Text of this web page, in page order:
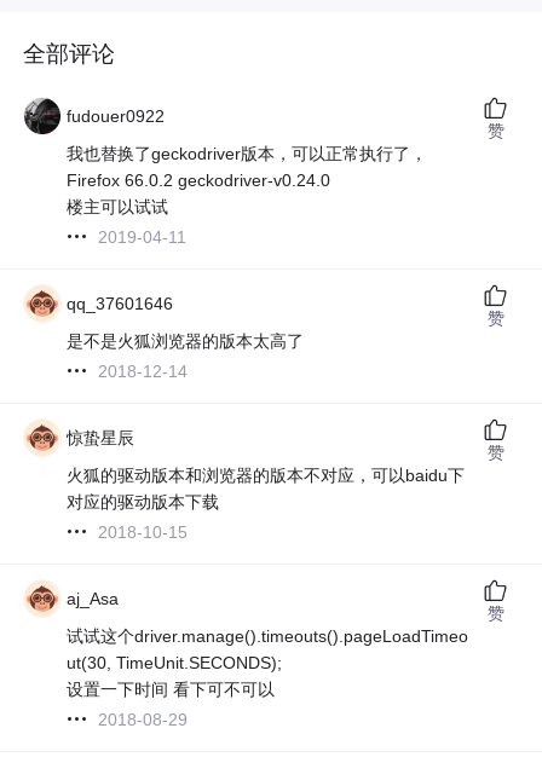
全部评论
fudouer0922
我也替换了geckodriver版本，可以正常执行了，
Firefox 66.0.2 geckodriver-v0.24.0
楼主可以试试
2019-04-11
赞
qq_37601646
是不是火狐浏览器的版本太高了
2018-12-14
赞
惊蛰星辰
火狐的驱动版本和浏览器的版本不对应，可以baidu下
对应的驱动版本下载
2018-10-15
赞
aj_Asa
试试这个driver.manage().timeouts().pageLoadTimeo
ut(30, TimeUnit.SECONDS);
设置一下时间 看下可不可以
2018-08-29
赞